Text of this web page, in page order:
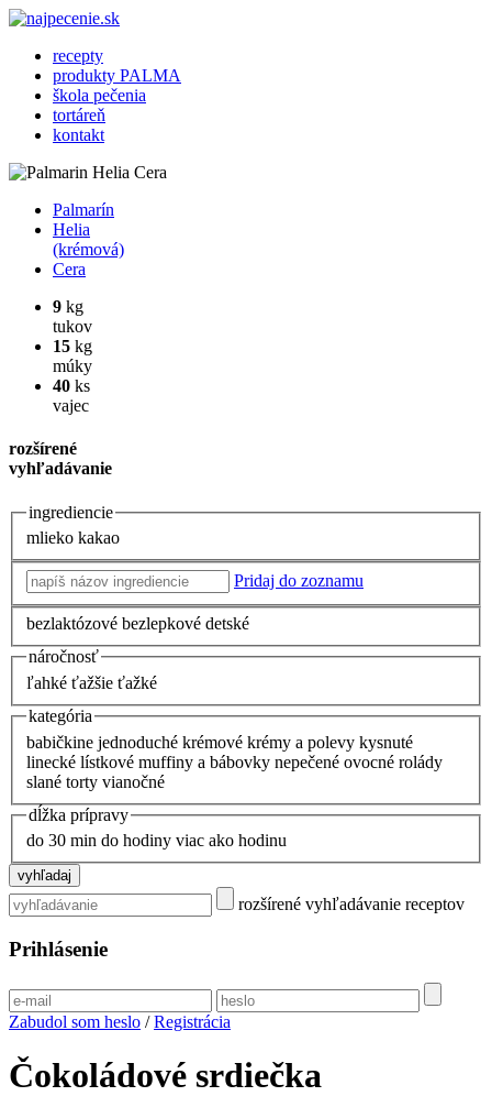
recepty
produkty PALMA
škola pečenia
tortáreň
kontakt
Palmarín
Helia
(krémová)
Cera
9 kg
tukov
15 kg
múky
40 ks
vajec
rozšírené
vyhľadávanie
ingrediencie
mlieko kakao
Pridaj do zoznamu
bezlaktózové bezlepkové detské
náročnosť
ľahké ťažšie ťažké
kategória
babičkine jednoduché krémové krémy a polevy kysnuté
linecké lístkové muffiny a bábovky nepečené ovocné rolády
slané torty vianočné
dĺžka prípravy
do 30 min do hodiny viac ako hodinu
rozšírené vyhľadávanie receptov
Prihlásenie
Zabudol som heslo /Registrácia
Čokoládové srdiečka